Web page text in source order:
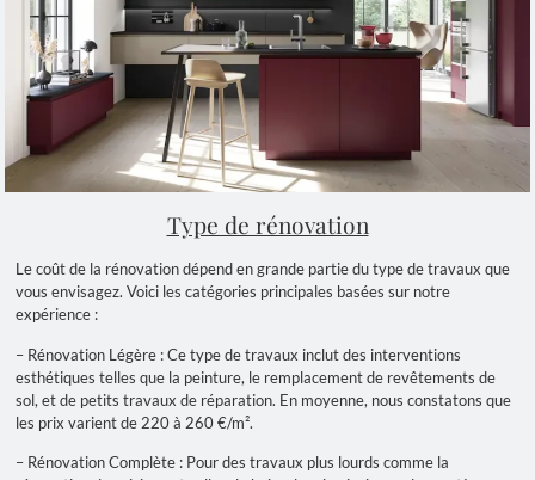
Type de rénovation
Le coût de la rénovation dépend en grande partie du type de travaux que
vous envisagez. Voici les catégories principales basées sur notre
expérience :
– Rénovation Légère : Ce type de travaux inclut des interventions
esthétiques telles que la peinture, le remplacement de revêtements de
sol, et de petits travaux de réparation. En moyenne, nous constatons que
les prix varient de 220 à 260 €/m².
– Rénovation Complète : Pour des travaux plus lourds comme la